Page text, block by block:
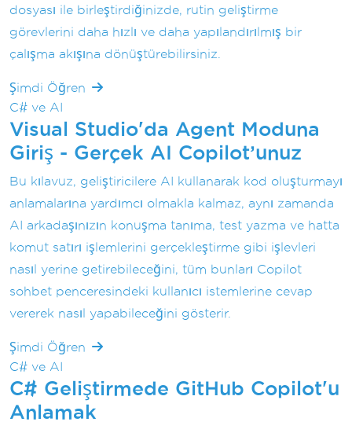
dosyası ile birleştirdiğinizde, rutin geliştirme
görevlerini daha hızlı ve daha yapılandırılmış bir
çalışma akışına dönüştürebilirsiniz.
Şimdi Öğren
C# ve AI
Visual Studio'da Agent Moduna
Giriş - Gerçek AI Copilot’unuz
Bu kılavuz, geliştiricilere AI kullanarak kod oluşturmayı
anlamalarına yardımcı olmakla kalmaz, aynı zamanda
AI arkadaşınızın konuşma tanıma, test yazma ve hatta
komut satırı işlemlerini gerçekleştirme gibi işlevleri
nasıl yerine getirebileceğini, tüm bunları Copilot
sohbet penceresindeki kullanıcı istemlerine cevap
vererek nasıl yapabileceğini gösterir.
Şimdi Öğren
C# ve AI
C# Geliştirmede GitHub Copilot'u
Anlamak